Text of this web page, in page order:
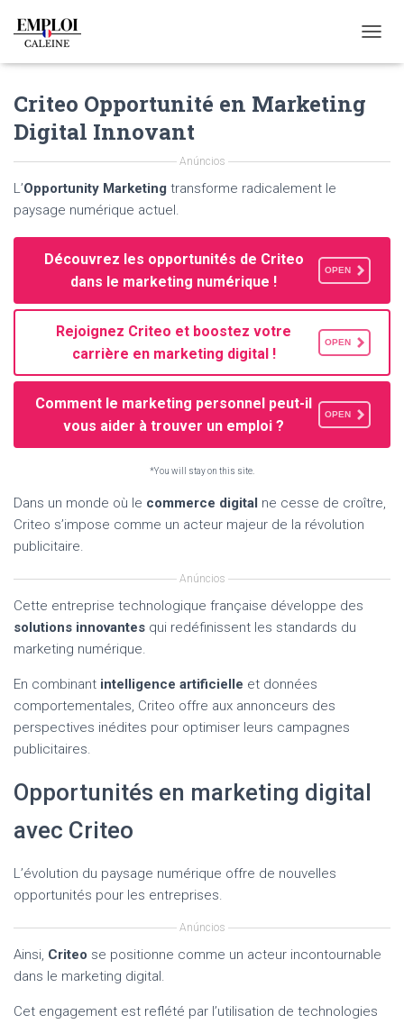
O
A
N
Criteo Opportunité en Marketing
Digital Innovant
Anúncios
L’Opportunity Marketing transforme radicalement le
paysage numérique actuel.
Découvrez les opportunités de Criteo
dans le marketing numérique !
OPEN
Rejoignez Criteo et boostez votre
carrière en marketing digital !
OPEN
Comment le marketing personnel peut-il
vous aider à trouver un emploi ?
OPEN
*You will stay on this site.
Dans un monde où le commerce digital ne cesse de croître,
Criteo s’impose comme un acteur majeur de la révolution
publicitaire.
Anúncios
Cette entreprise technologique française développe des
solutions innovantes qui redéfinissent les standards du
marketing numérique.
En combinant intelligence artificielle et données
comportementales, Criteo offre aux annonceurs des
perspectives inédites pour optimiser leurs campagnes
publicitaires.
Opportunités en marketing digital
avec Criteo
L’évolution du paysage numérique offre de nouvelles
opportunités pour les entreprises.
Anúncios
Ainsi, Criteo se positionne comme un acteur incontournable
dans le marketing digital.
Cet engagement est reflété par l’utilisation de technologies